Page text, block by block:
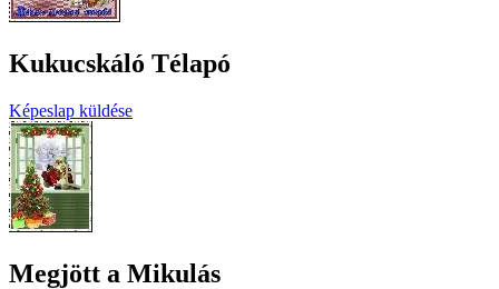
Kukucskáló Télapó
Képeslap küldése
Megjött a Mikulás